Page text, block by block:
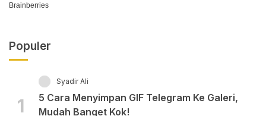
Populer
1
Syadir Ali
5 Cara Menyimpan GIF Telegram Ke Galeri,
Mudah Banget Kok!